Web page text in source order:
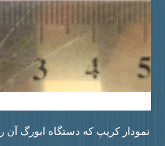
کریپ که دستگاه ابورگ آن را